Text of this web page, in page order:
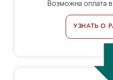
Возможна оплата
УЗНАТЬ О